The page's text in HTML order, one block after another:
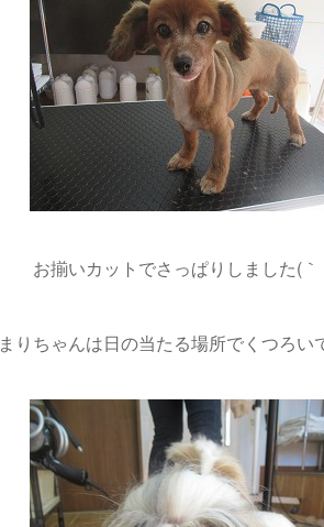
お揃いカットでさっぱりしました(｀
まりちゃんは日の当たる場所でくつろい